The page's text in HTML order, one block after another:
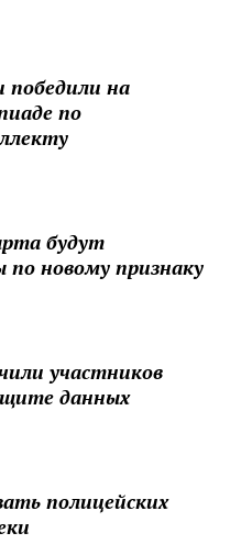
победили на
по
будут
по новому признаку
участников
данных
полицейских